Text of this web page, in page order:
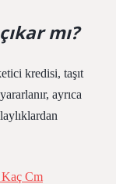
mı?
kredisi, taşıt
ayrıca
Cm